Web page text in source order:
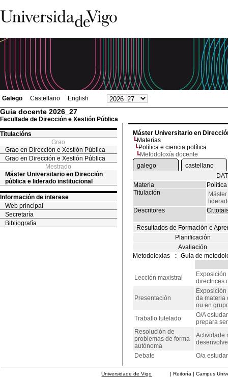
Galego Castellano English
Guia docente 2026_27
Facultade de Dirección e Xestión Pública
Titulacións
Grao
Grao en Dirección e Xestión Pública
Grao en Dirección e Xestión Pública
Mestrado
Máster Universitario en Dirección
pública e liderado institucional
Información de interese
Web principal
Secretaría
Bibliografía
Máster Universitario en
Materias
Política e ciencia política
Metodoloxía docente
galego
castellano
Materia
Titulación
Descritores
Resultados de Formación e
Planificación
Avaliación
Metodoloxías
:: Guia de
Lección maxistral
directrices
Presentación
da materia
ou en
Traballo tutelado
O/A
prepara
Resolución de
problemas de forma
autónoma
Actividade
Debate
O/a
Universidade de Vigo | Reitoría | Campus